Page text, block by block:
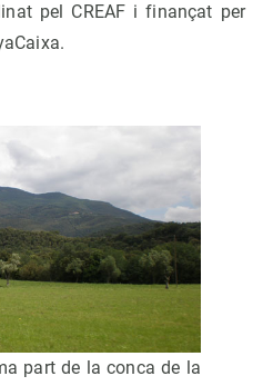
pel CREAF i finançat per
part de la conca de la